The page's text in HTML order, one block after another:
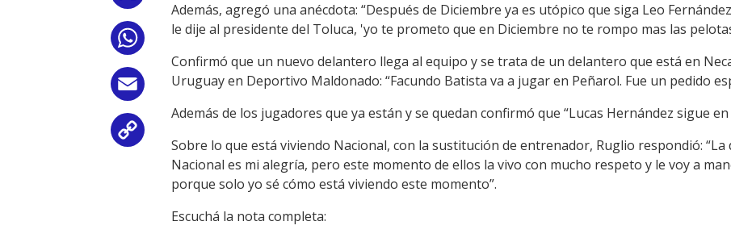
WhatsApp
Email
Link
Además, agregó una anécdota: “Después de Diciembre ya es utópico que siga Leo
le dije al presidente del Toluca, 'yo te prometo que en Diciembre no te rompo mas las
Confirmó que un nuevo delantero llega al equipo y se trata de un delantero que está en
Uruguay en Deportivo Maldonado: “Facundo Batista va a jugar en Peñarol. Fue un pedido
Además de los jugadores que ya están y se quedan confirmó que “Lucas Hernández sigue en
Sobre lo que está viviendo Nacional, con la sustitución de entrenador, Ruglio respondió: “La
Nacional es mi alegría, pero este momento de ellos la vivo con mucho respeto y le voy a
porque solo yo sé cómo está viviendo este momento”.
Escuchá la nota completa: